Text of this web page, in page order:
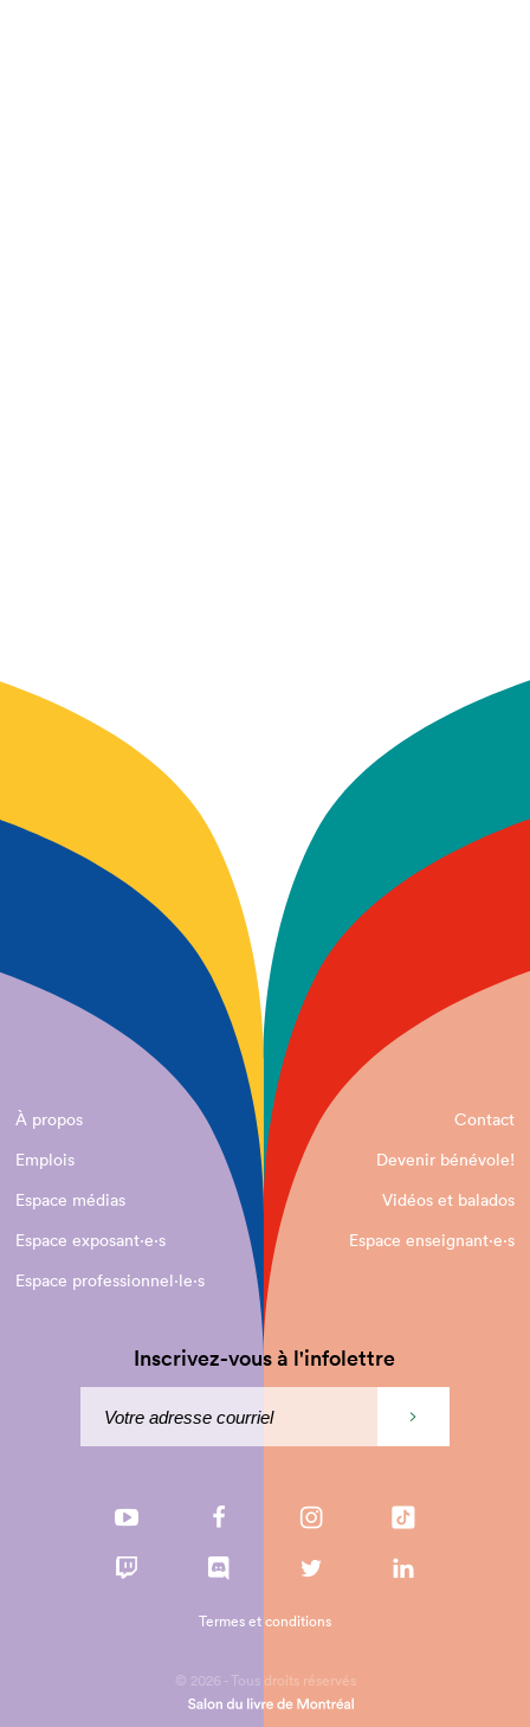
À propos
Contact
Emplois
Devenir bénévole!
Espace médias
Vidéos et balados
Espace exposant·e⋅s
Espace enseignant·e⋅s
Espace professionnel·le⋅s
Inscrivez-vous à l'infolettre
© 2026 - Tous droits réservés
Termes et conditions